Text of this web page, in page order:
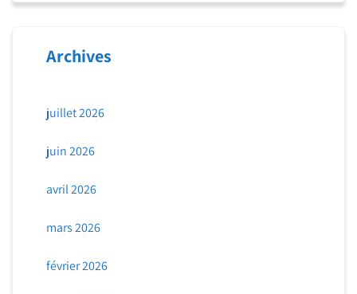
Archives
juillet 2026
juin 2026
avril 2026
mars 2026
février 2026